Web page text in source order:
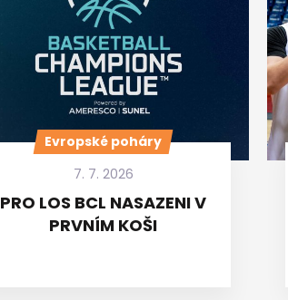
Evropské poháry
7. 7. 2026
PRO LOS BCL NASAZENI V
PRVNÍM KOŠI